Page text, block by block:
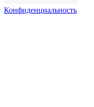
Конфиденциальность